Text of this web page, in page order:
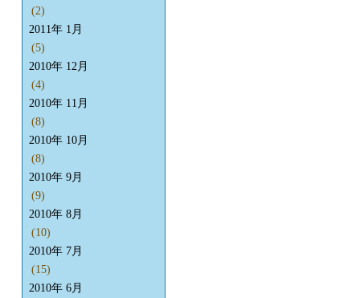
(2)
2011年 1月
(5)
2010年 12月
(4)
2010年 11月
(8)
2010年 10月
(8)
2010年 9月
(9)
2010年 8月
(10)
2010年 7月
(15)
2010年 6月